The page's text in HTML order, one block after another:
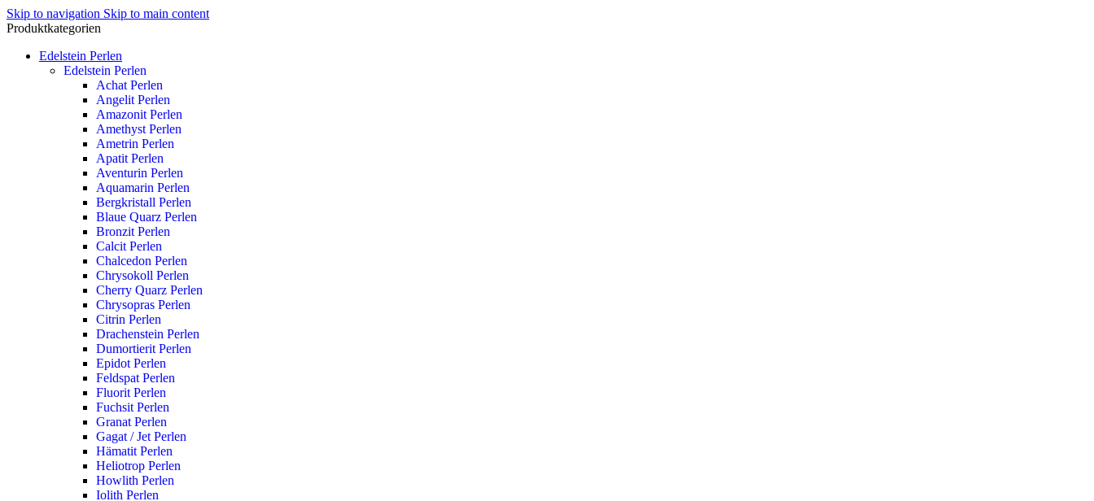
Skip to navigation Skip to main content
Produktkategorien
Edelstein Perlen
Edelstein Perlen
Achat Perlen
Angelit Perlen
Amazonit Perlen
Amethyst Perlen
Ametrin Perlen
Apatit Perlen
Aventurin Perlen
Aquamarin Perlen
Bergkristall Perlen
Blaue Quarz Perlen
Bronzit Perlen
Calcit Perlen
Chalcedon Perlen
Chrysokoll Perlen
Cherry Quarz Perlen
Chrysopras Perlen
Citrin Perlen
Drachenstein Perlen
Dumortierit Perlen
Epidot Perlen
Feldspat Perlen
Fluorit Perlen
Fuchsit Perlen
Granat Perlen
Gagat / Jet Perlen
Hämatit Perlen
Heliotrop Perlen
Howlith Perlen
Iolith Perlen